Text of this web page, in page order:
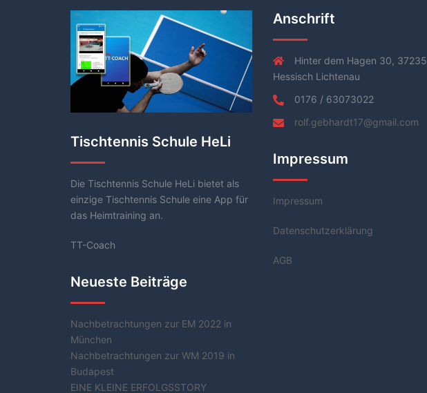
Tischtennis Schule HeLi
Die Tischtennis Schule HeLi bietet als
einzige Tischtennis Schule eine App für
das Heimtraining an.
TT-Coach
Neueste Beiträge
Nachbetrachtungen zur EM 2022 in
München
Nachbetrachtungen zur WM 2019 in
Budapest
EINE KLEINE ERFOLGSSTORY
Anschrift
Hinter dem Hagen 30, 37235
Hessisch Lichtenau
0176 / 63073022
rolf.gebhardt17@gmail.com
Impressum
Impressum
Datenschutzerklärung
AGB